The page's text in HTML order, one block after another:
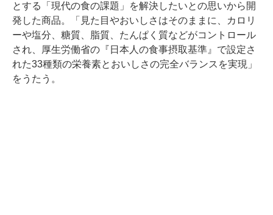
とする「現代の食の課題」を解決したいとの思いから開
発した商品。「見た目やおいしさはそのままに、カロリ
ーや塩分、糖質、脂質、たんぱく質などがコントロール
され、厚生労働省の『日本人の食事摂取基準』で設定さ
れた33種類の栄養素とおいしさの完全バランスを実現」
をうたう。